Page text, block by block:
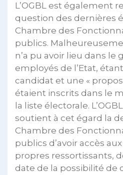
L’OGBL est également
question des dernières
Chambre des
publics.
n’a pu avoir lieu dans le
employés de l’Etat,
candidat et une «
étaient inscrits dans le
la liste électorale.
soutient à cet égard la
Chambre des
publics d’avoir accès
propres ressortissants,
date de la possibilité de